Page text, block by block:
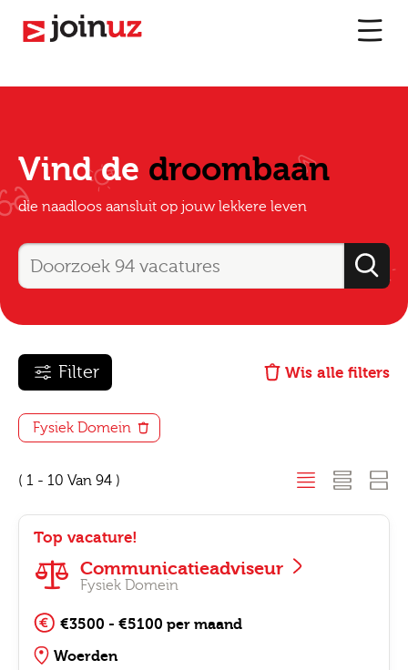
Vind de droombaan
die naadloos aansluit op jouw lekkere leven
Filter Wis alle filters
Fysiek Domein
( 1 - 10 Van 94 )
Communicatieadviseur
Fysiek Domein
Top vacature!
€3500 - €5100 per maand
Woerden